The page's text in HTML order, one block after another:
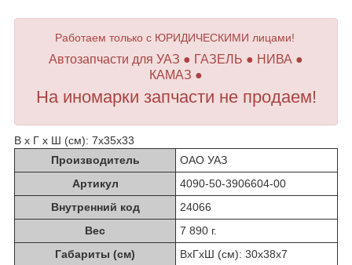
Работаем только с ЮРИДИЧЕСКИМИ лицами!
Автозапчасти для УАЗ ● ГАЗЕЛЬ ● НИВА ●
КАМАЗ ●
На иномарки запчасти не продаем!
В х Г х Ш (см): 7х35х33
Производитель
ОАО УАЗ
Артикул
4090-50-3906604-00
Внутренний код
24066
Вес
7 890 г.
Габариты (см)
ВхГхШ (см): 30х38х7